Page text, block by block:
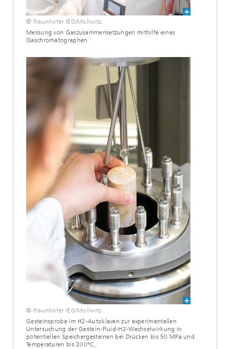
© Fraunhofer IEG/Mollwitz
Messung von Gaszusammensetzungen mithilfe eines
Gaschromatographen
© Fraunhofer IEG/Mollwitz
Gesteinsprobe im H2-Autoklaven zur experimentellen
Untersuchung der Gestein-Fluid-H2-Wechselwirkung in
potentiellen Speichergesteinen bei Drücken bis 50 MPa und
Temperaturen bis 200°C.